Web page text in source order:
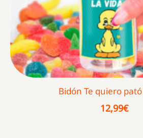
Bidón Te quiero
12,99€